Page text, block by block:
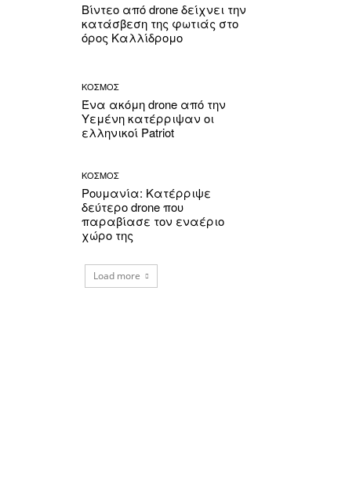
Βίντεο από drone δείχνει την
κατάσβεση της φωτιάς στο
όρος Καλλίδρομο
ΚΟΣΜΟΣ
Ένα ακόμη drone από την
Υεμένη κατέρριψαν οι
ελληνικοί Patriot
ΚΟΣΜΟΣ
Ρουμανία: Κατέρριψε
δεύτερο drone που
παραβίασε τον εναέριο
χώρο της
Load more